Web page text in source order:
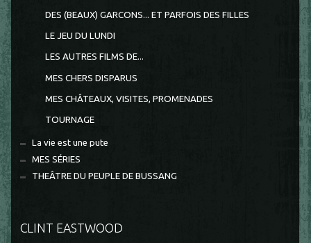
DES (BEAUX) GARCONS... ET PARFOIS DES FILLES
LE JEU DU LUNDI
LES AUTRES FILMS DE...
MES CHERS DISPARUS
MES CHÂTEAUX, VISITES, PROMENADES
TOURNAGE
La vie est une pute
MES SÉRIES
THEÂTRE DU PEUPLE DE BUSSANG
CLINT EASTWOOD